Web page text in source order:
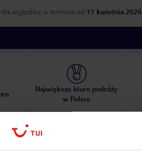
wyjazdów w terminie od 11 kwietnia 2026
Największe biuro podróży
w Polsce
Hotel Pokoje